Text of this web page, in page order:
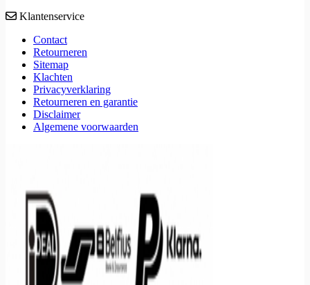
Klantenservice
Contact
Retourneren
Sitemap
Klachten
Privacyverklaring
Retourneren en garantie
Disclaimer
Algemene voorwaarden